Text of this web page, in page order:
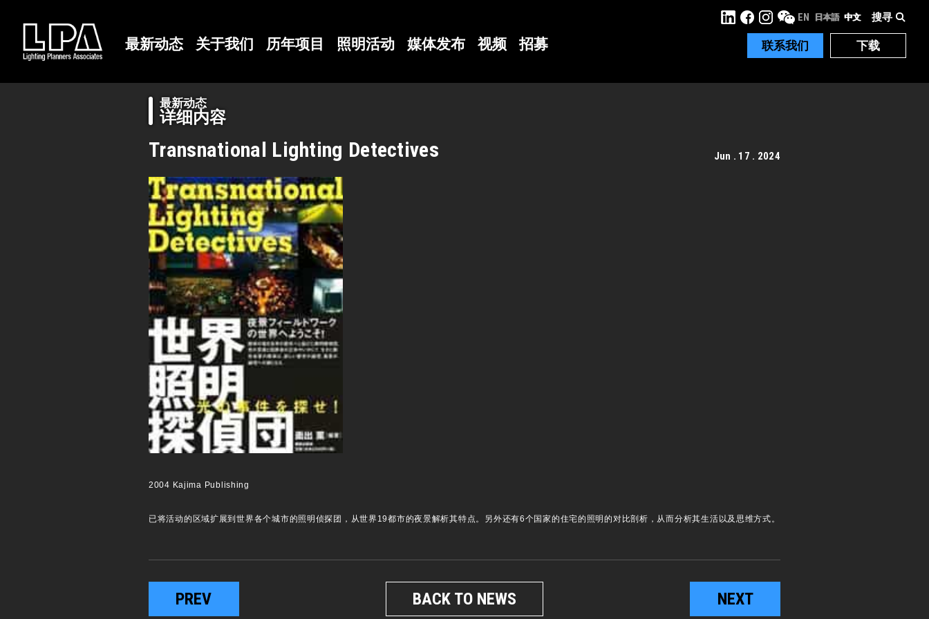
最新动态 关于我们 历年项目 照明活动 媒体发布 视频 招募 下载
联系我们
搜寻
EN 日本語 中文
最新动态
详细内容
Transnational Lighting Detectives Jun . 17 . 2024
2004 Kajima Publishing
已将活动的区域扩展到世界各个城市的照明侦探团，从世界19都市的夜景解析其特点。另外还有6个国家的住宅的照明的对比剖析，从而分析其生活以及思维方式。
PREV NEXT
BACK TO NEWS